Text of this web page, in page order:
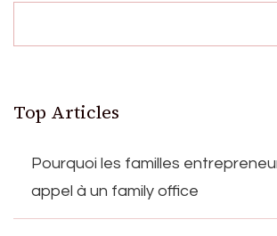
Top Articles
Pourquoi les familles
appel à un family office